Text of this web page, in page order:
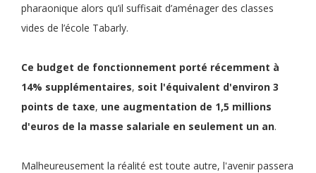
pharaonique alors qu’il suffisait d’aménager des classes
vides de l’école Tabarly.
Ce budget de fonctionnement porté récemment à
14% supplémentaires, soit l'équivalent d'environ 3
points de taxe, une augmentation de 1,5 millions
d'euros de la masse salariale en seulement un an.
Malheureusement la réalité est toute autre, l'avenir passera